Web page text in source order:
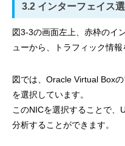
3.2 インターフェイス
図3-3の画面左上、赤枠のイ
ューから、トラフィック情
図では、Oracle Virtual Box
を選択しています。
このNICを選択することで、
分析することができます。